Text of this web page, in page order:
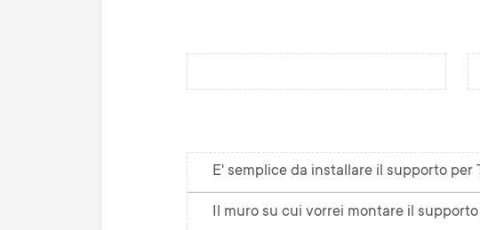
E' semplice da installare il supporto per
Il muro su cui vorrei montare il